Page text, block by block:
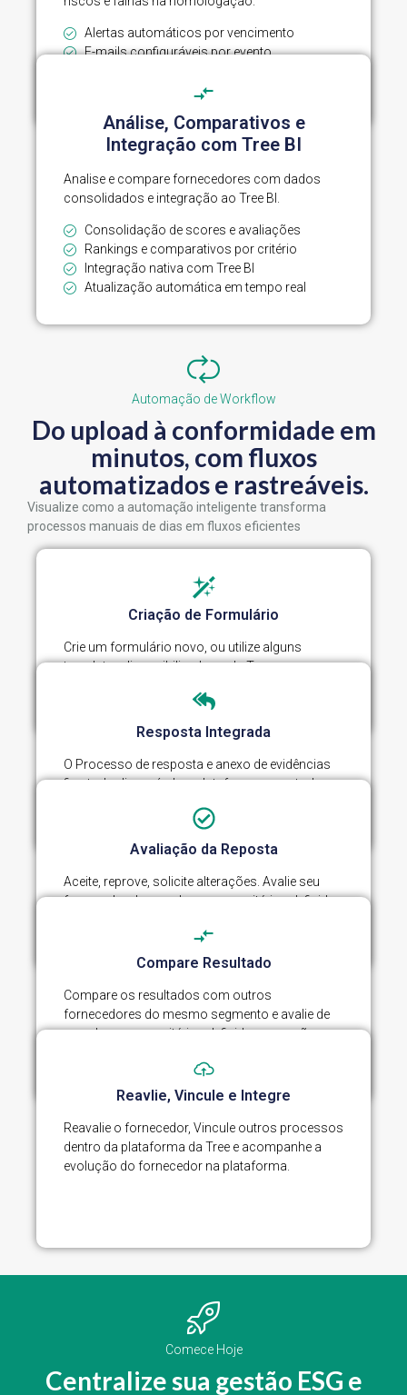
Alertas automáticos por vencimento
E-mails configuráveis por evento
Alertas por push, e-mail e whatsapp
Análise, Comparativos e
Integração com Tree BI
Analise e compare fornecedores com dados
consolidados e integração ao Tree BI.
Consolidação de scores e avaliações
Rankings e comparativos por critério
Integração nativa com Tree BI
Atualização automática em tempo real
Automação de Workflow
Do upload à conformidade em
minutos, com fluxos
automatizados e rastreáveis.
Visualize como a automação inteligente transforma
processos manuais de dias em fluxos eficientes
Criação de Formulário​
Crie um formulário novo, ou utilize alguns
templates disponibilizados pela Tree, para
Resposta Integrada
O Processo de resposta e anexo de evidências
fica todo disponível na plataforma, com todo o
Avaliação da Reposta
Aceite, reprove, solicite alterações. Avalie seu
fornecedor de acordo com os critérios definidos
Compare Resultado
Compare os resultados com outros
fornecedores do mesmo segmento e avalie de
acordo com os critérios definidos e sessões
Reavlie, Vincule e Integre
Reavalie o fornecedor, Vincule outros processos
dentro da plataforma da Tree e acompanhe a
evolução do fornecedor na plataforma.
Comece Hoje
Centralize sua gestão ESG e